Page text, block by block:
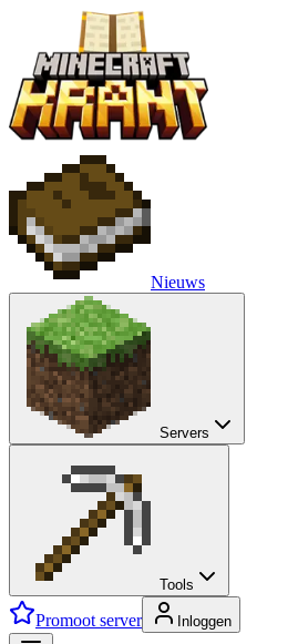
Nieuws
Servers
Tools
Promoot server Inloggen